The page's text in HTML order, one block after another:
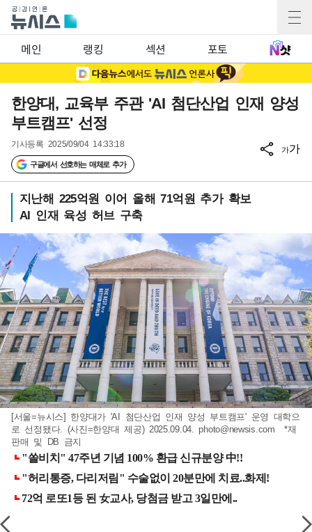
메인 랭킹 섹션 포토
한양대, 교육부 주관 'AI 첨단산업 인재 양성
부트캠프' 선정
기사등록 2025/09/04 14:33:18
구글에서 선호하는 매체로 추가
가가
지난해 225억원 이어 올해 71억원 추가 확보
AI 인재 육성 허브 구축
[서울=뉴시스] 한양대가 'AI 첨단산업 인재 양성 부트캠프' 운영 대학으
로 선정됐다. (사진=한양대 제공) 2025.09.04.photo@newsis.com *재
판매 및 DB 금지